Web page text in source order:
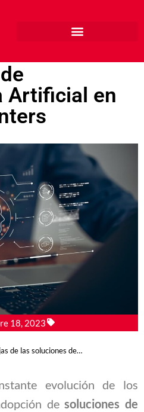
Artificial en
18, 2023
de las soluciones de…
evolución de los
desoluciones de